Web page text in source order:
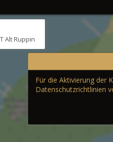
Alt Ruppin
Für die Aktivierung der
Datenschutzrichtlinien